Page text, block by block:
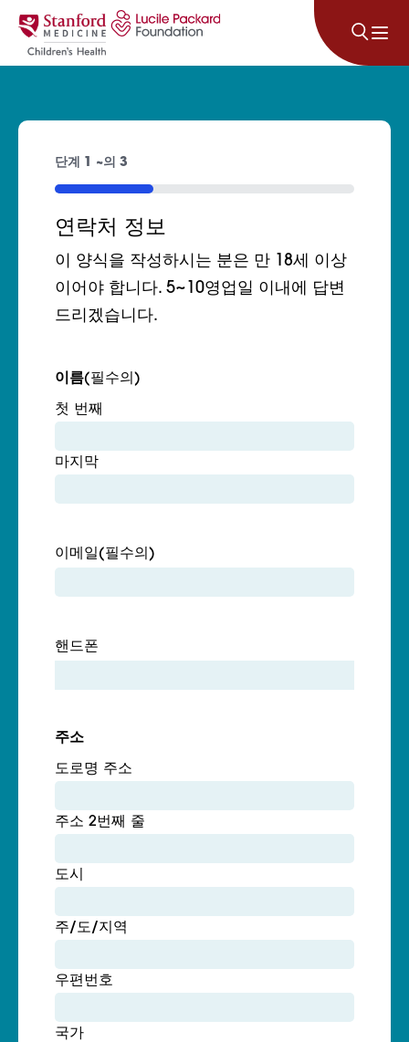
콘텐츠로 건너뛰기
단계 1 ~의 3
33%
연락처 정보
이 양식을 작성하시는 분은 만 18세 이상
이어야 합니다. 5~10영업일 이내에 답변
드리겠습니다.
이름(필수의)
첫 번째
마지막
이메일(필수의)
핸드폰
주소
도로명 주소
주소 2번째 줄
도시
주/도/지역
우편번호
국가